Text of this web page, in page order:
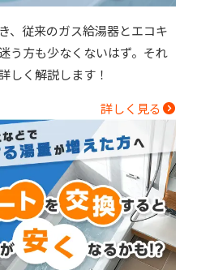
、従来のガス給湯器とエコキ
う方も少なくないはず。それ
しく解説します！
詳しく見る